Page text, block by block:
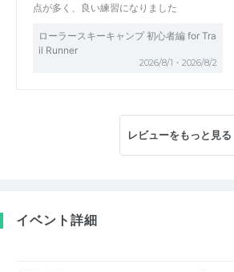
点が多く、良い練習になりました
ローラースキーキャンプ 初心者編 for Tra
il Runner
2026/8/1・2026/8/2
レビューをもっと見る
イベント詳細